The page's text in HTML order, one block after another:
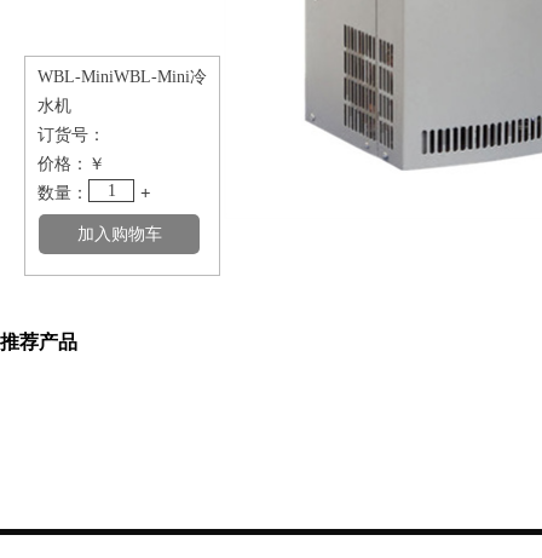
WBL-MiniWBL-Mini冷
水机
订货号：
价格： ￥
数量：
1 +
推荐产品